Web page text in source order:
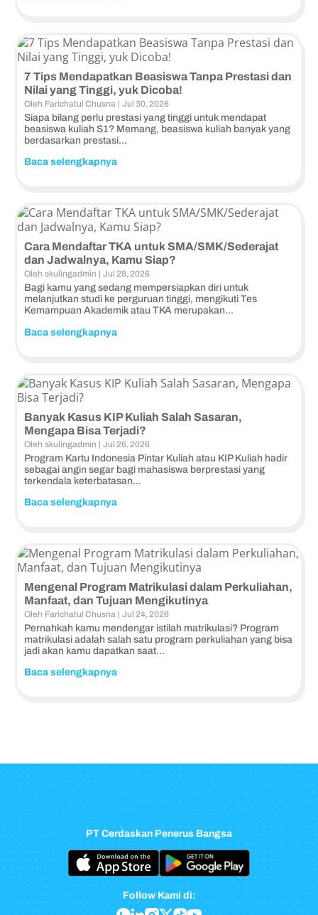
7 Tips Mendapatkan Beasiswa Tanpa Prestasi dan
Nilai yang Tinggi, yuk Dicoba!
Oleh Farichatul Chusna | Jul 30, 2026
Siapa bilang perlu prestasi yang tinggi untuk mendapat
beasiswa kuliah S1? Memang, beasiswa kuliah banyak yang
berdasarkan prestasi...
Baca selengkapnya
Persiapan Kuliah
Cara Mendaftar TKA untuk SMA/SMK/Sederajat
dan Jadwalnya, Kamu Siap?
Oleh skulingadmin | Jul 28, 2026
​Bagi kamu yang sedang mempersiapkan diri untuk
melanjutkan studi ke perguruan tinggi, mengikuti Tes
Kemampuan Akademik atau TKA merupakan...
Baca selengkapnya
Dunia Perkuliahan
Banyak Kasus KIP Kuliah Salah Sasaran,
Mengapa Bisa Terjadi?
Oleh skulingadmin | Jul 26, 2026
Program Kartu Indonesia Pintar Kuliah atau KIP Kuliah hadir
sebagai angin segar bagi mahasiswa berprestasi yang
terkendala keterbatasan...
Baca selengkapnya
Dunia Perkuliahan
Mengenal Program Matrikulasi dalam Perkuliahan,
Manfaat, dan Tujuan Mengikutinya
Oleh Farichatul Chusna | Jul 24, 2026
Pernahkah kamu mendengar istilah matrikulasi? Program
matrikulasi adalah salah satu program perkuliahan yang bisa
jadi akan kamu dapatkan saat...
Baca selengkapnya
PT Cerdaskan Penerus Bangsa
Follow Kami di: